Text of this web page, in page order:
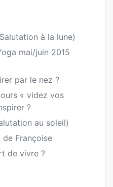
à la lune)
mai/juin 2015
par le nez ?
« videz vos
?
au soleil)
Françoise
de vivre ?